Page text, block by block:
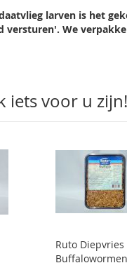
larven is het
We
iets voor u zijn!
Ruto Diepvries
Buffalowormen